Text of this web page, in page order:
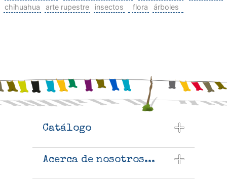
chihuahua arte rupestre insectos flora árboles
Catálogo
Acerca de nosotros...